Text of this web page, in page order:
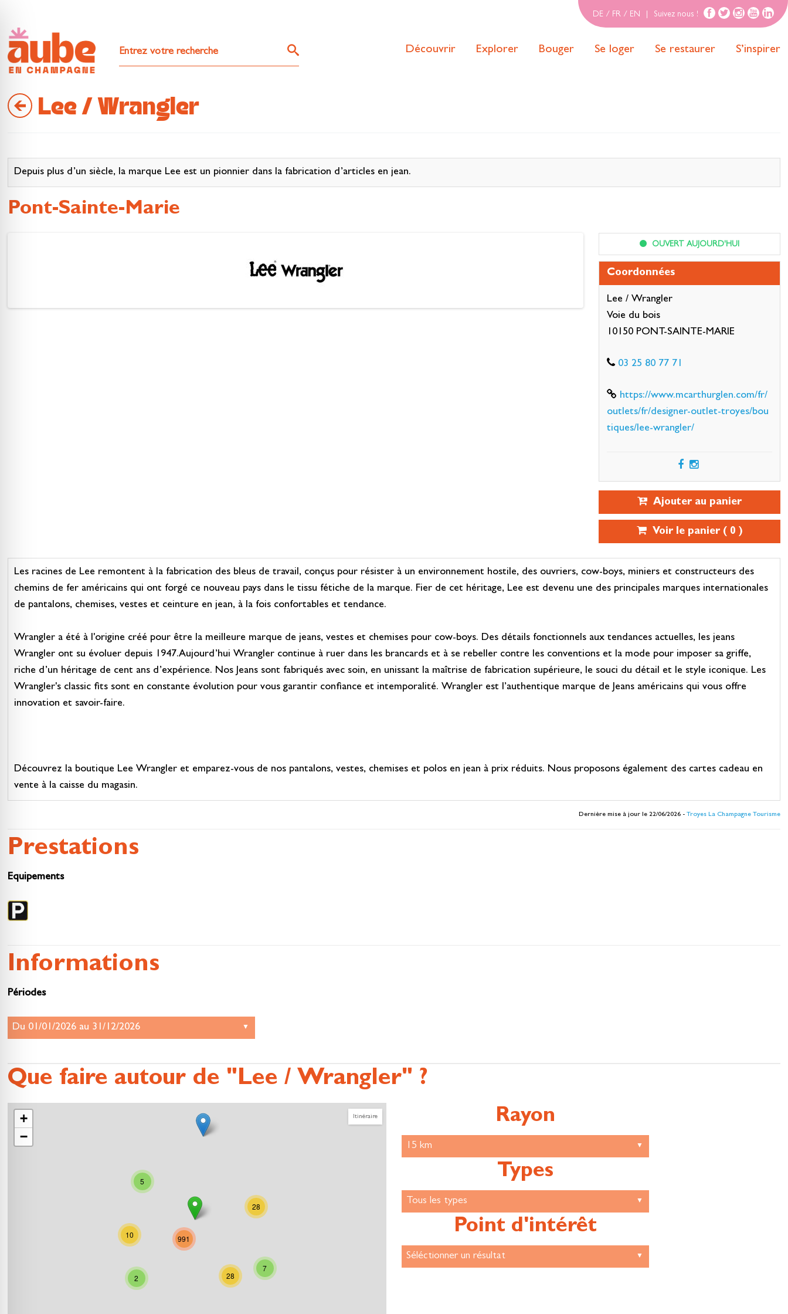
DE / FR / EN Suivez nous !
Découvrir Explorer Bouger Se loger Se restaurer S’inspirer
Lee / Wrangler
Depuis plus d’un siècle, la marque Lee est un pionnier dans la fabrication d’articles en jean.
Pont-Sainte-Marie
OUVERT AUJOURD'HUI
Coordonnées
Lee / Wrangler
Voie du bois
10150 PONT-SAINTE-MARIE
03 25 80 77 71
https://www.mcarthurglen.com/fr/
outlets/fr/designer-outlet-troyes/bou
tiques/lee-wrangler/
Ajouter au panier
Voir le panier ( 0 )
Les racines de Lee remontent à la fabrication des bleus de travail, conçus pour résister à un environnement hostile, des ouvriers, cow-boys, miniers et constructeurs des
chemins de fer américains qui ont forgé ce nouveau pays dans le tissu fétiche de la marque. Fier de cet héritage, Lee est devenu une des principales marques internationales
de pantalons, chemises, vestes et ceinture en jean, à la fois confortables et tendance.
Wrangler a été à l'origine créé pour être la meilleure marque de jeans, vestes et chemises pour cow-boys. Des détails fonctionnels aux tendances actuelles, les jeans
Wrangler ont su évoluer depuis 1947.Aujourd’hui Wrangler continue à ruer dans les brancards et à se rebeller contre les conventions et la mode pour imposer sa griffe,
riche d’un héritage de cent ans d’expérience. Nos Jeans sont fabriqués avec soin, en unissant la maîtrise de fabrication supérieure, le souci du détail et le style iconique. Les
Wrangler's classic fits sont en constante évolution pour vous garantir confiance et intemporalité. Wrangler est l’authentique marque de Jeans américains qui vous offre
innovation et savoir-faire.
Découvrez la boutique Lee Wrangler et emparez-vous de nos pantalons, vestes, chemises et polos en jean à prix réduits. Nous proposons également des cartes cadeau en
vente à la caisse du magasin.
Dernière mise à jour le 22/06/2026 -Troyes La Champagne Tourisme
Prestations
Equipements
Informations
Périodes
Que faire autour de "Lee / Wrangler" ?
Itinéraire
2
7
5
10
28
28
991
+
−
Rayon
Types
Point d'intérêt